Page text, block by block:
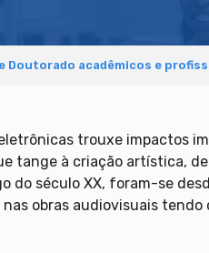
Doutorado acadêmicos e
trouxe impactos
tange à criação artística,
do século XX, foram-se
nas obras audiovisuais